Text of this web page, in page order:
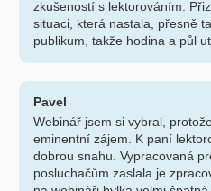
zkušeností s lektorováním.
situaci, která nastala, přesně
publikum, takže hodina a půl
Pavel
Webinář jsem si vybral,
eminentní zájem. K paní
dobrou snahu. Vypracovaná
posluchačům zaslala je